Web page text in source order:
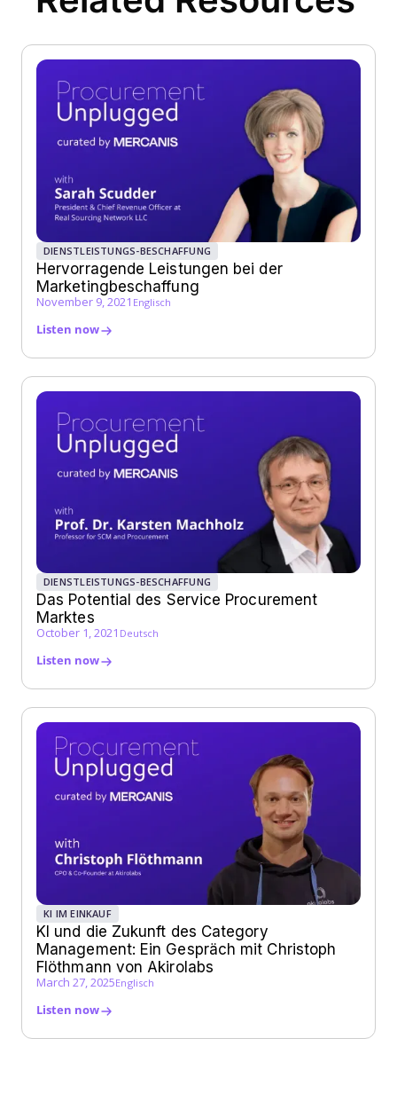
DIENSTLEISTUNGS-BESCHAFFUNG
Hervorragende Leistungen bei der
Marketingbeschaffung
November 9, 2021 Englisch
Listen now
DIENSTLEISTUNGS-BESCHAFFUNG
Das Potential des Service Procurement
Marktes
October 1, 2021 Deutsch
Listen now
KI IM EINKAUF
KI und die Zukunft des Category
Management: Ein Gespräch mit Christoph
Flöthmann von Akirolabs
March 27, 2025Englisch
Listen now